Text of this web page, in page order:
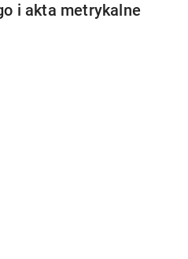
i akta metrykalne